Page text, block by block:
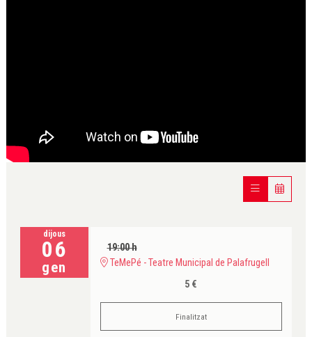
dijous
06
gen
19:00 h
TeMePé - Teatre Municipal de Palafrugell
5 €
Finalitzat